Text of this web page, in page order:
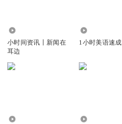
小时间资讯丨新闻在
耳边
1小时美语速成